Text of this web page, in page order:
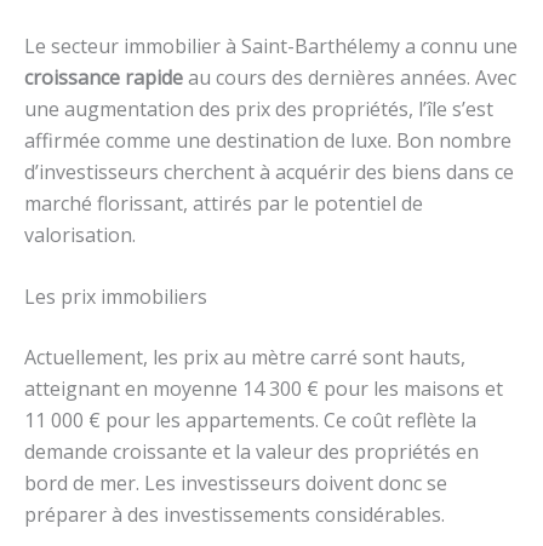
Le secteur immobilier à Saint-Barthélemy a connu une
croissance rapideau cours des dernières années. Avec
une augmentation des prix des propriétés, l’île s’est
affirmée comme une destination de luxe. Bon nombre
d’investisseurs cherchent à acquérir des biens dans ce
marché florissant, attirés par le potentiel de
valorisation.
Les prix immobiliers
Actuellement, les prix au mètre carré sont hauts,
atteignant en moyenne 14 300 € pour les maisons et
11 000 € pour les appartements. Ce coût reflète la
demande croissante et la valeur des propriétés en
bord de mer. Les investisseurs doivent donc se
préparer à des investissements considérables.